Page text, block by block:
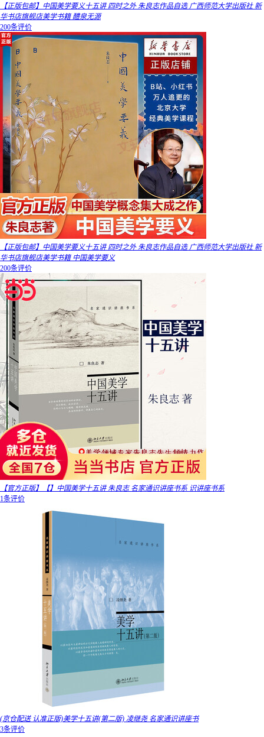
【正版包邮】中国美学要义十五讲 四时之外 朱良志作品自选 广西师范大学出版社 新
华书店旗舰店美学书籍 醴泉无源
200条评价
【正版包邮】中国美学要义十五讲 四时之外 朱良志作品自选 广西师范大学出版社 新
华书店旗舰店美学书籍 中国美学要义
200条评价
【官方正版】【】中国美学十五讲 朱良志 名家通识讲座书系 识讲座书系
1条评价
(京仓配送 认准正版)美学十五讲(第二版) 凌继尧 名家通识讲座书
3条评价